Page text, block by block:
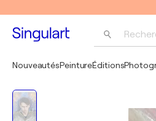
NouveautésPeintureÉditions